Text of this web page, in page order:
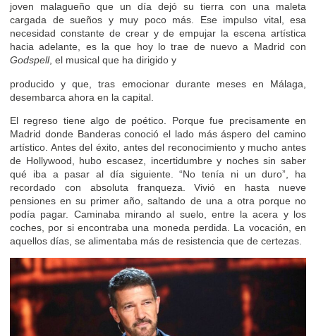
joven malagueño que un día dejó su tierra con una maleta
cargada de sueños y muy poco más. Ese impulso vital, esa
necesidad constante de crear y de empujar la escena artística
hacia adelante, es la que hoy lo trae de nuevo a Madrid con
Godspell, el musical que ha dirigido y
producido y que, tras emocionar durante meses en Málaga,
desembarca ahora en la capital.
El regreso tiene algo de poético. Porque fue precisamente en
Madrid donde Banderas conoció el lado más áspero del camino
artístico. Antes del éxito, antes del reconocimiento y mucho antes
de Hollywood, hubo escasez, incertidumbre y noches sin saber
qué iba a pasar al día siguiente. “No tenía ni un duro”, ha
recordado con absoluta franqueza. Vivió en hasta nueve
pensiones en su primer año, saltando de una a otra porque no
podía pagar. Caminaba mirando al suelo, entre la acera y los
coches, por si encontraba una moneda perdida. La vocación, en
aquellos días, se alimentaba más de resistencia que de certezas.